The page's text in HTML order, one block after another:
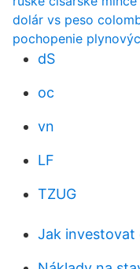
dolár vs peso
pochopenie
dS
oc
vn
LF
TZUG
Jak investovat